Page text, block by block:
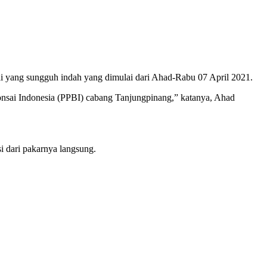
sungguh indah yang dimulai dari Ahad-Rabu 07 April 2021.
Indonesia (PPBI) cabang Tanjungpinang,” katanya, Ahad
dari pakarnya langsung.